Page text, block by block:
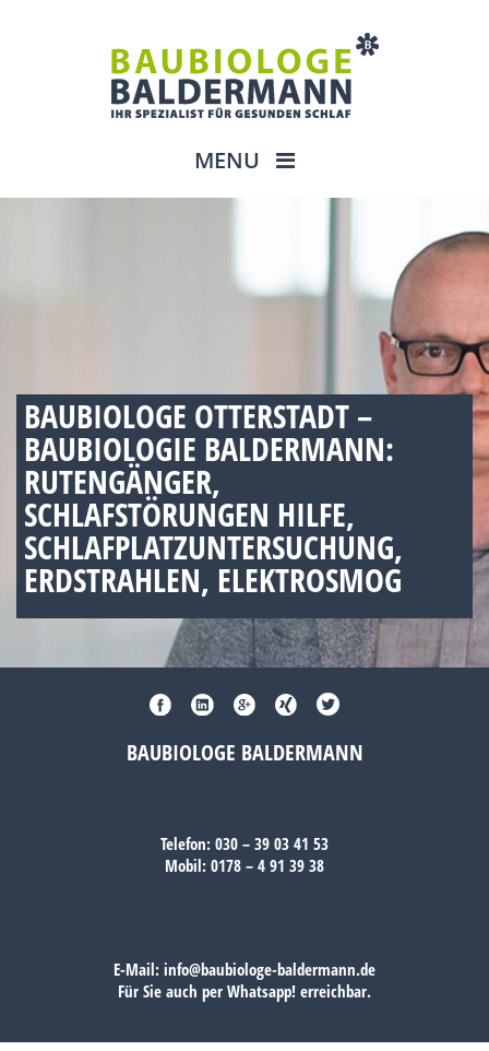
MENU
BAUBIOLOGE OTTERSTADT –
BAUBIOLOGIE BALDERMANN:
RUTENGÄNGER,
SCHLAFSTÖRUNGEN HILFE,
SCHLAFPLATZUNTERSUCHUNG,
ERDSTRAHLEN, ELEKTROSMOG
BAUBIOLOGE BALDERMANN
Telefon: 030 – 39 03 41 53
Mobil: 0178 – 4 91 39 38
E-Mail: info@baubiologe-baldermann.de
Für Sie auch per Whatsapp! erreichbar.